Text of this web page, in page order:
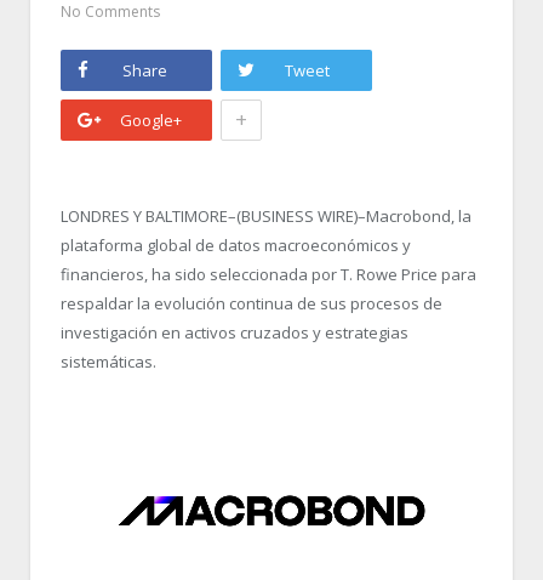
No Comments
Share Tweet
Google+ +
LONDRES Y BALTIMORE–(BUSINESS WIRE)–Macrobond, la
plataforma global de datos macroeconómicos y
financieros, ha sido seleccionada por T. Rowe Price para
respaldar la evolución continua de sus procesos de
investigación en activos cruzados y estrategias
sistemáticas.